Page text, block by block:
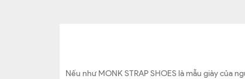
Nếu như MONK STRAP SHOES là mẫu giày của